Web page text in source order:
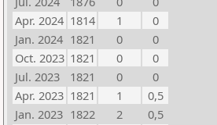
Apr. 2024 1814 1
0
Jan. 2024 1821 0
0
Oct. 2023 1821 0
0
Jul. 2023
1821 0
0
Apr. 2023 1821 1
0,5
Jan. 2023 1822 2
0,5